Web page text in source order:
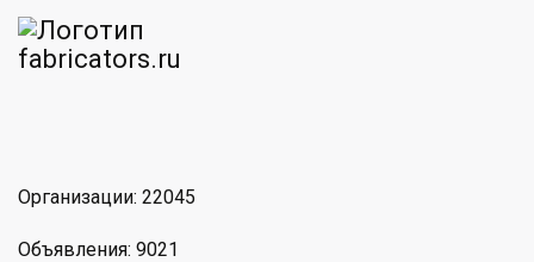
Организации: 22045
Объявления: 9021